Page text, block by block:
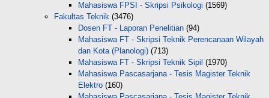
Mahasiswa FPSI - Skripsi Psikologi (1569)
Fakultas Teknik (3476)
Dosen FT - Laporan Penelitian (94)
Mahasiswa FT - Skripsi Teknik Perencanaan Wilayah
dan Kota (Planologi) (713)
Mahasiswa FT - Skripsi Teknik Sipil (1970)
Mahasiswa Pascasarjana - Tesis Magister Teknik
Elektro (160)